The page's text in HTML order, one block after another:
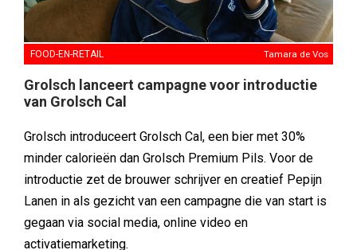
FOOD-EN-RETAIL Tamara de Vos
Grolsch lanceert campagne voor introductie
van Grolsch Cal
Grolsch introduceert Grolsch Cal, een bier met 30%
minder calorieën dan Grolsch Premium Pils. Voor de
introductie zet de brouwer schrijver en creatief Pepijn
Lanen in als gezicht van een campagne die van start is
gegaan via social media, online video en
activatiemarketing.